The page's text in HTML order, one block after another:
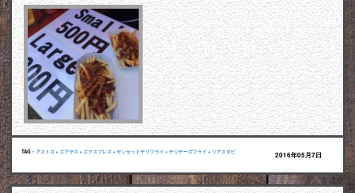
TAG : アストロ • エアサス • エクスプレス • サンセットチリフライ • チリチーズフライ • リアスタビ 2016年05月7日